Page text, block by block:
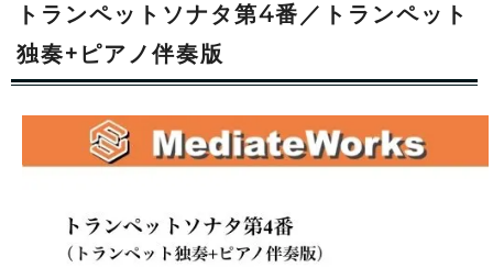
トランペットソナタ第4番／トランペット
独奏+ピアノ伴奏版